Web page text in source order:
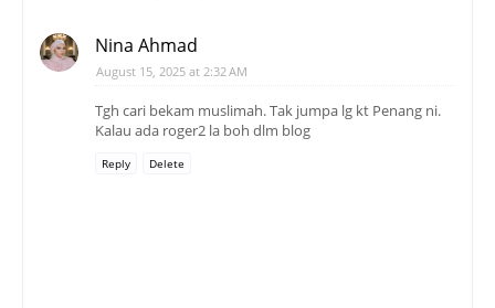
Nina Ahmad
August 15, 2025 at 2:32 AM
Tgh cari bekam muslimah. Tak jumpa lg kt Penang ni.
Kalau ada roger2 la boh dlm blog
Reply Delete